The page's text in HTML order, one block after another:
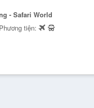
- Safari World
Phương tiện: